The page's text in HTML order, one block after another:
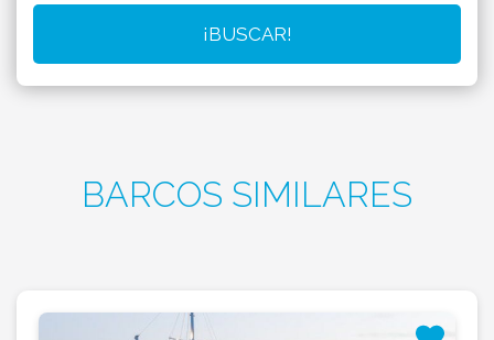
BARCOS SIMILARES